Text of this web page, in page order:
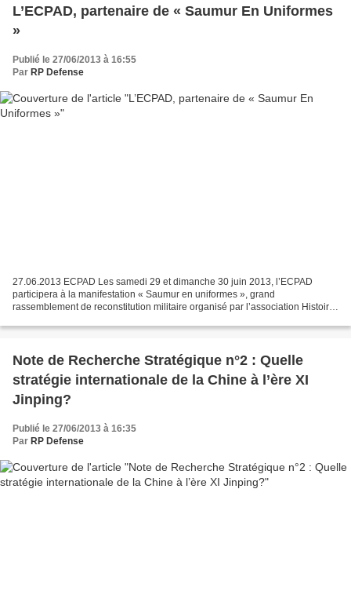
L’ECPAD, partenaire de « Saumur En Uniformes
»
Publié le 27/06/2013 à 16:55
Par RP Defense
27.06.2013 ECPAD Les samedi 29 et dimanche 30 juin 2013, l’ECPAD
participera à la manifestation « Saumur en uniformes », grand
rassemblement de reconstitution militaire organisé par l’association Histoire
Note de Recherche Stratégique n°2 : Quelle
stratégie internationale de la Chine à l’ère XI
Jinping?
Publié le 27/06/2013 à 16:35
Par RP Defense